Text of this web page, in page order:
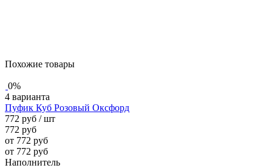
Похожие товары
0%
4 варианта
Пуфик Куб Розовый Оксфорд
772 руб / шт
772 руб
от 772 руб
от 772 руб
Наполнитель